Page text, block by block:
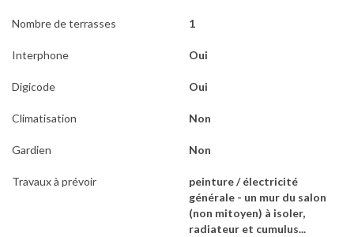
Nombre de terrasses 1
Interphone Oui
Digicode Oui
Climatisation Non
Gardien Non
Travaux à prévoir
peinture / électricité
générale - un mur du salon
(non mitoyen) à isoler,
radiateur et cumulus...